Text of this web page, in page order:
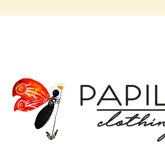
HLEDAT
DOPORUČUJEME